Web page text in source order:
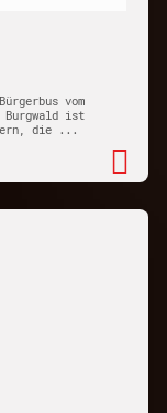
vom
Burgwald ist
die ...